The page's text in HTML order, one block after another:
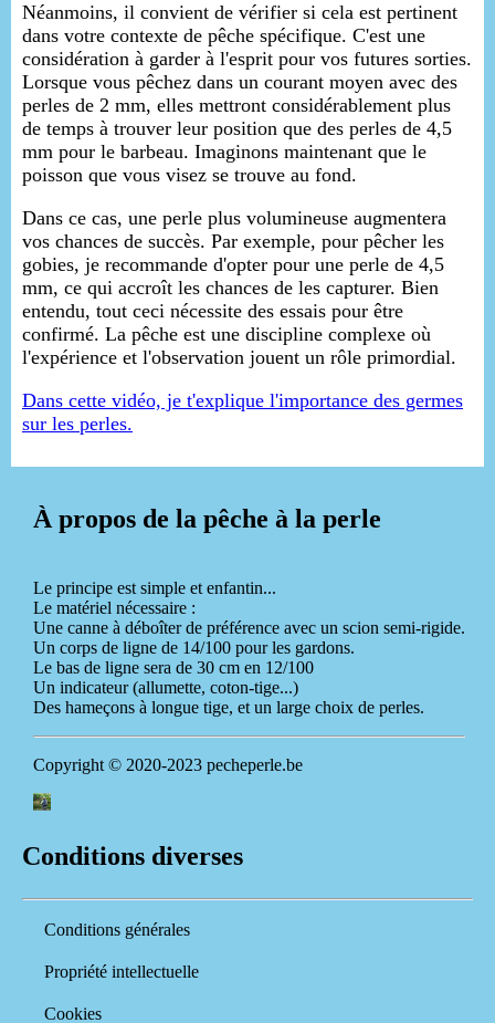
Néanmoins, il convient de vérifier si cela est pertinent
dans votre contexte de pêche spécifique. C'est une
considération à garder à l'esprit pour vos futures sorties.
Lorsque vous pêchez dans un courant moyen avec des
perles de 2 mm, elles mettront considérablement plus
de temps à trouver leur position que des perles de 4,5
mm pour le barbeau. Imaginons maintenant que le
poisson que vous visez se trouve au fond.
Dans ce cas, une perle plus volumineuse augmentera
vos chances de succès. Par exemple, pour pêcher les
gobies, je recommande d'opter pour une perle de 4,5
mm, ce qui accroît les chances de les capturer. Bien
entendu, tout ceci nécessite des essais pour être
confirmé. La pêche est une discipline complexe où
l'expérience et l'observation jouent un rôle primordial.
Dans cette vidéo, je t'explique l'importance des germes
sur les perles.
À propos de la pêche à la perle
Le principe est simple et enfantin...
Le matériel nécessaire :
Une canne à déboîter de préférence avec un scion semi-rigide.
Un corps de ligne de 14/100 pour les gardons.
Le bas de ligne sera de 30 cm en 12/100
Un indicateur (allumette, coton-tige...)
Des hameçons à longue tige, et un large choix de perles.
Copyright © 2020-2023 pecheperle.be
Conditions diverses
Conditions générales
Propriété intellectuelle
Cookies